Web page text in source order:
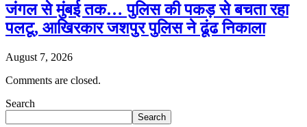
जंगल से मुंबई तक… पुलिस की पकड़ से बचता रहा
पलटू, आखिरकार जशपुर पुलिस ने ढूंढ निकाला
August 7, 2026
Comments are closed.
Search
Search